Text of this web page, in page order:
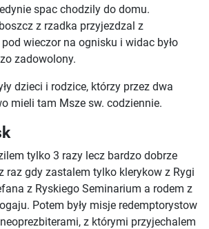
spac chodzily do domu.
z rzadka przyjezdzal z
wieczor na ognisku i widac było
zadowolony.
dzieci i rodzice, którzy przez dwa
mieli tam Msze sw. codziennie.
tylko 3 razy lecz bardzo dobrze
raz gdy zastalem tylko klerykow z Rygi
z Ryskiego Seminarium a rodem z
Potem były misje redemptorystow
z którymi przyjechalem